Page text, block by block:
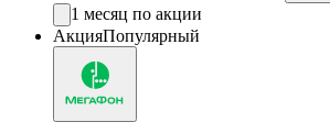
1 месяц по акции
АкцияПопулярный